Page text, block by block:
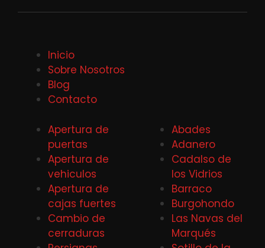
Inicio
Sobre Nosotros
Blog
Contacto
Apertura de
puertas
Apertura de
vehiculos
Apertura de
cajas fuertes
Cambio de
cerraduras
Abades
Adanero
Cadalso de
los Vidrios
Barraco
Burgohondo
Las Navas del
Marqués